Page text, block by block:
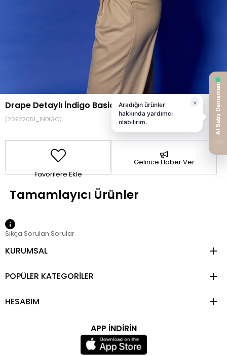
Drape Detaylı İndigo Basic Top
(20922051_INDIGO)
Favorilere Ekle
Gelince Haber Ver
Sıkça Sorulan Sorular
KURUMSAL
POPÜLER KATEGORİLER
HESABIM
APP İNDİRİN